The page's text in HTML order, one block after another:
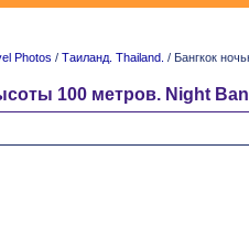
Photos / Таиланд. Thailand. / Бангкок
100 метров. Night